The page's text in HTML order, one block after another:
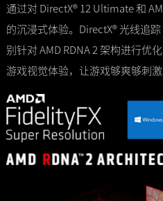
通过对 DirectX® 12 Ultimate 和
的沉浸式体验。DirectX® 光线追
别针对 AMD RDNA 2 架构进行优
游戏视觉体验，让游戏够爽够刺激